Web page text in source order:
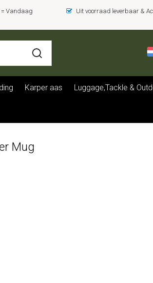
Vandaag
Uit voorraad leverbaar &
Karper aas Luggage,Tackle &
Mug